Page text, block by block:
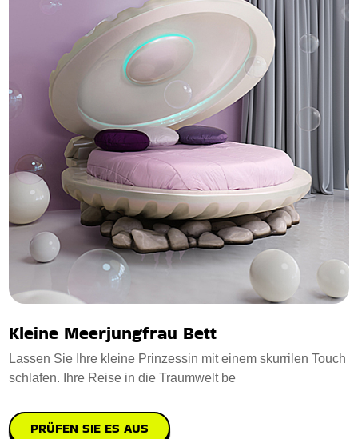
Kleine Meerjungfrau Bett
Lassen Sie Ihre kleine Prinzessin mit einem skurrilen Touch
schlafen. Ihre Reise in die Traumwelt be
PRÜFEN SIE ES AUS